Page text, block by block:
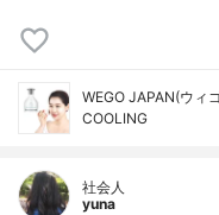
WEGO JAPAN(ウィ
COOLING
社会人
yuna